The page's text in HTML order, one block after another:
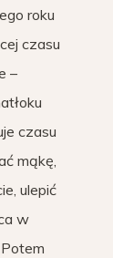
roku
czasu
–
czasu
mąkę,
ulepić
w